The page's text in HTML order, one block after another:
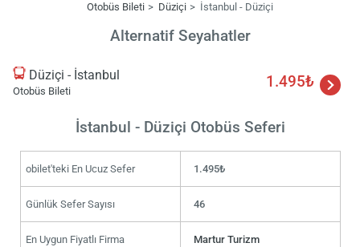
Otobüs Bileti Düziçi İstanbul - Düziçi
Alternatif Seyahatler
Düziçi - İstanbul
Otobüs Bileti
1.495₺
İstanbul - Düziçi Otobüs Seferi
obilet'teki En Ucuz Sefer 1.495₺
Günlük Sefer Sayısı 46
En Uygun Fiyatlı Firma Martur Turizm